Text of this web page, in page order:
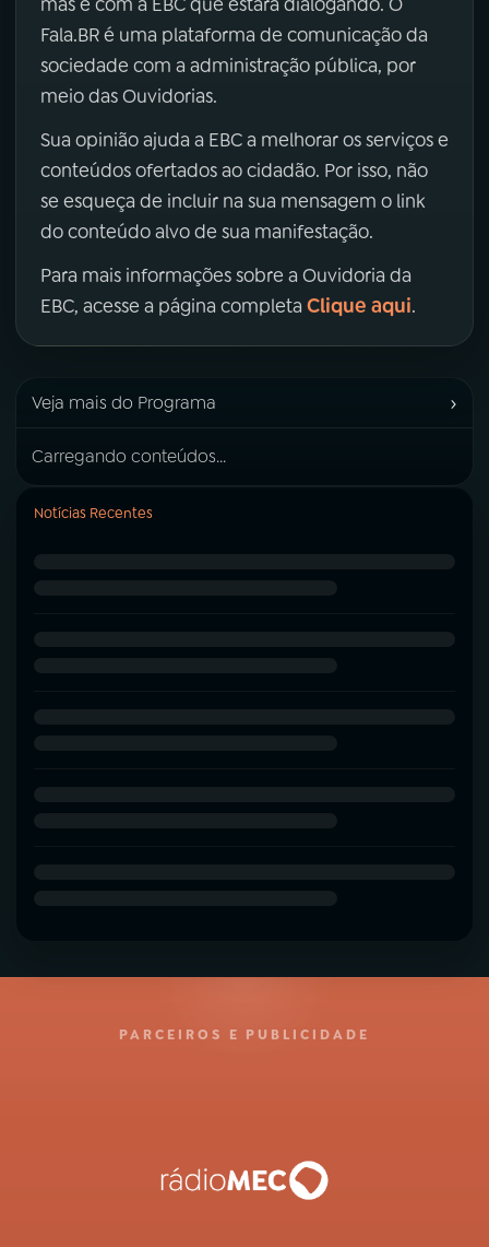
Fala.BR é uma plataforma de comunicação da
sociedade com a administração pública, por
meio das Ouvidorias.
Sua opinião ajuda a EBC a melhorar os serviços e
conteúdos ofertados ao cidadão. Por isso, não
se esqueça de incluir na sua mensagem o link
do conteúdo alvo de sua manifestação.
Para mais informações sobre a Ouvidoria da
EBC, acesse a página completa Clique aqui.
Veja mais do Programa ›
Carregando conteúdos...
Notícias Recentes
PARCEIROS E PUBLICIDADE